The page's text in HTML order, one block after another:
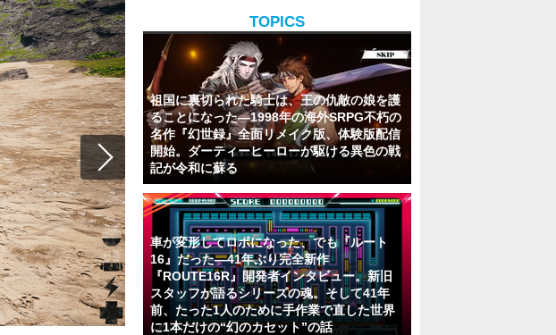
TOPICS
祖国に裏切られた騎士は、王の仇敵の娘を護
ることになった―1998年の海外SRPG不朽の
名作『幻世録』全面リメイク版、体験版配信
開始。ダーティーヒーローが駆ける異色の戦
記が令和に蘇る
車が変形してロボになった、でも『ルート
16』だった―41年ぶり完全新作
『ROUTE16R』開発者インタビュー。新旧
スタッフが語るシリーズの魂。そして41年
前、たった1人のために手作業で直した世界
に1本だけの“幻のカセット”の話